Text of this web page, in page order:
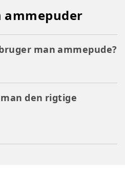
ammepuder
man ammepude?
den rigtige